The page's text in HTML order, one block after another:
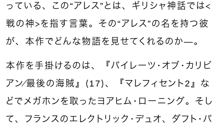
っている、この“アレス”とは、ギリシャ神話では＜
戦の神＞を指す言葉。その“アレス”の名を持つ彼
が、本作でどんな物語を見せてくれるのか—。
本作を手掛けるのは、『パイレーツ・オブ・カリビ
アン／最後の海賊』（17）、『マレフィセント2』な
どでメガホンを取ったヨアヒム・ローニング。そし
て、フランスのエレクトリック・デュオ、ダフト・パ